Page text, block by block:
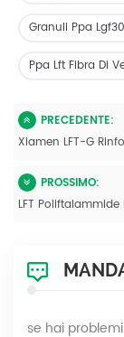
Granuli Ppa
Ppa Lft Fibra Di
PRECEDENTE:
PROSSIMO:
se hai